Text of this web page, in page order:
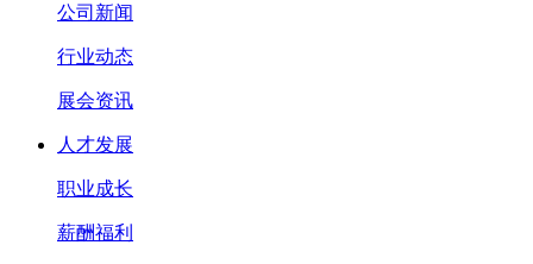
公司新闻
行业动态
展会资讯
人才发展
职业成长
薪酬福利